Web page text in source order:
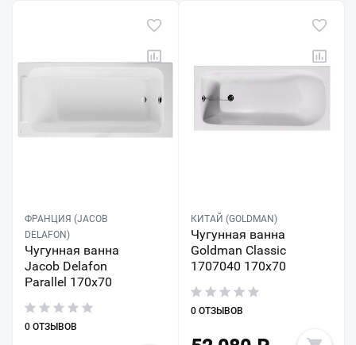
ФРАНЦИЯ (JACOB
DELAFON)
Чугунная ванна
Jacob Delafon
Parallel 170x70
0 ОТЗЫВОВ
КИТАЙ (GOLDMAN)
Чугунная ванна
Goldman Classic
1707040 170х70
0 ОТЗЫВОВ